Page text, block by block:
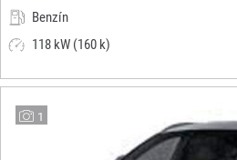
Benzín
118 kW (160 k)
1